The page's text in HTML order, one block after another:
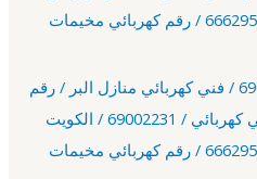
كهربائي مخيمات البر / 66629504 / رقم كهربائي مخيمات
كهربائي مخيمات البر / 69002231 / فني كهربائي منازل البر / رقم
/ الكويت
كهربائي مخيمات البر / 66629504 / رقم كهربائي مخيمات